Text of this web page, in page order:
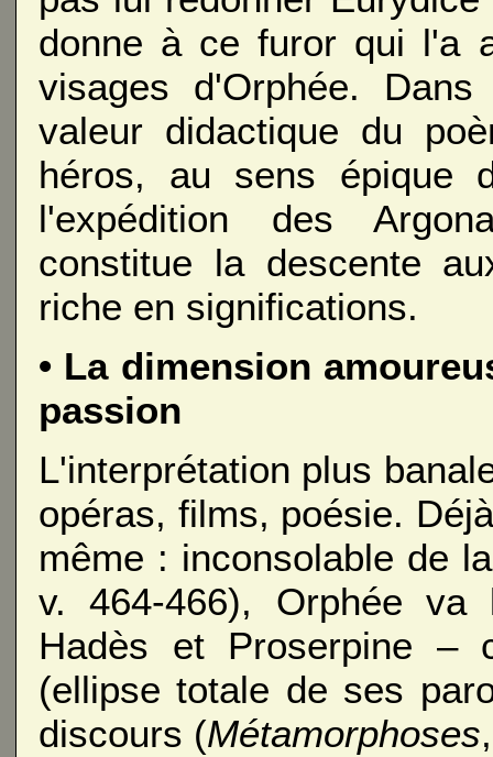
donne à ce furor qui l'a
visages d'Orphée.
valeur didactique du
héros, au sens épique
l'expédition des
constitue la descente
riche en significations.
• La dimension
passion
L'interprétation plus
opéras, films, poésie.
même : inconsolable de
v. 464-466), Orphée
Hadès et Proserpine –
(ellipse totale de ses
discours (Métamorphoses